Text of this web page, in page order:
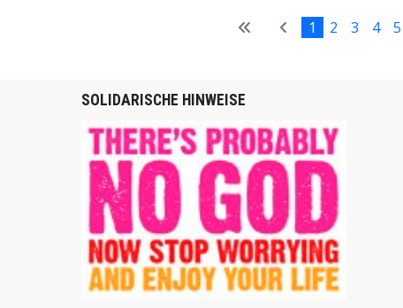
1 2 3 4 5
SOLIDARISCHE HINWEISE